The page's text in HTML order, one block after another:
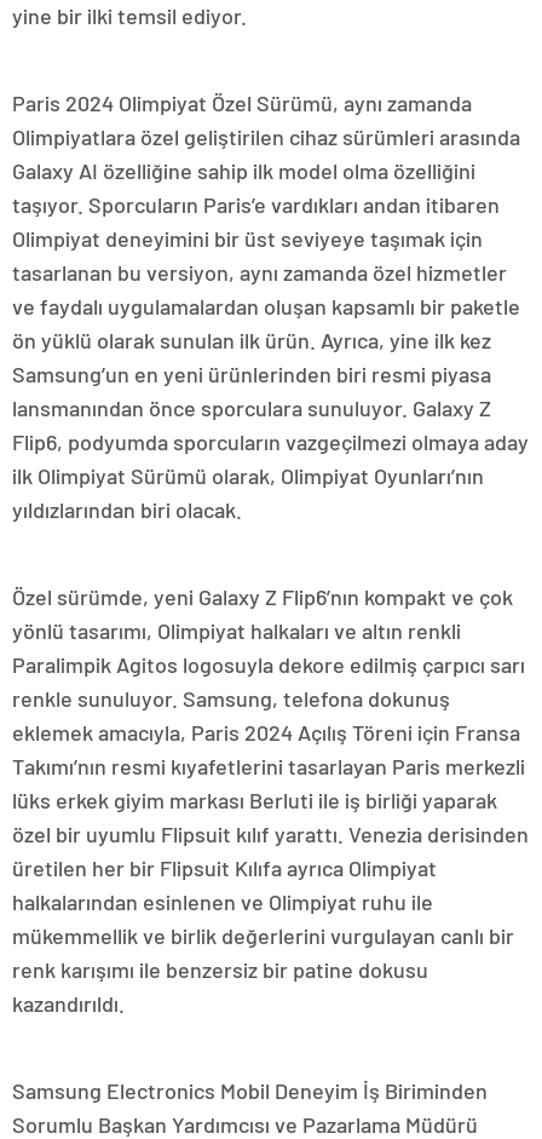
yine bir ilki temsil ediyor.
Paris 2024 Olimpiyat Özel Sürümü, aynı zamanda
Olimpiyatlara özel geliştirilen cihaz sürümleri arasında
Galaxy AI özelliğine sahip ilk model olma özelliğini
taşıyor. Sporcuların Paris’e vardıkları andan itibaren
Olimpiyat deneyimini bir üst seviyeye taşımak için
tasarlanan bu versiyon, aynı zamanda özel hizmetler
ve faydalı uygulamalardan oluşan kapsamlı bir paketle
ön yüklü olarak sunulan ilk ürün. Ayrıca, yine ilk kez
Samsung’un en yeni ürünlerinden biri resmi piyasa
lansmanından önce sporculara sunuluyor. Galaxy Z
Flip6, podyumda sporcuların vazgeçilmezi olmaya aday
ilk Olimpiyat Sürümü olarak, Olimpiyat Oyunları’nın
yıldızlarından biri olacak.
Özel sürümde, yeni Galaxy Z Flip6’nın kompakt ve çok
yönlü tasarımı, Olimpiyat halkaları ve altın renkli
Paralimpik Agitos logosuyla dekore edilmiş çarpıcı sarı
renkle sunuluyor. Samsung, telefona dokunuş
eklemek amacıyla, Paris 2024 Açılış Töreni için Fransa
Takımı’nın resmi kıyafetlerini tasarlayan Paris merkezli
lüks erkek giyim markası Berluti ile iş birliği yaparak
özel bir uyumlu Flipsuit kılıf yarattı. Venezia derisinden
üretilen her bir Flipsuit Kılıfa ayrıca Olimpiyat
halkalarından esinlenen ve Olimpiyat ruhu ile
mükemmellik ve birlik değerlerini vurgulayan canlı bir
renk karışımı ile benzersiz bir patine dokusu
kazandırıldı.
Samsung Electronics Mobil Deneyim İş Biriminden
Sorumlu Başkan Yardımcısı ve Pazarlama Müdürü